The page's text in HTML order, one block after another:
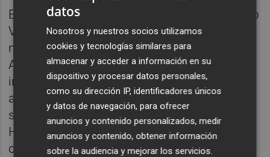
En este sentido, cabe señalar que el Instituto
Valenciano de Finanzas está en
negociaciones con el Ayuntamiento de
Alicante para cederle el uso de estas
instalaciones a cambio de un canon, y
además por un periodo de tiempo lo
suficientemente amplio de forma que el
Hércules tenga la seguridad de que puede
desarrollar su actividad deportiva el tiempo
datos
Nosotros y nuestros socios utilizamos
cookies y tecnologías similares para
almacenar y acceder a información en su
dispositivo y procesar datos personales,
como su dirección IP, identificadores únicos
y datos de navegación, para ofrecer
anuncios y contenido personalizados, medir
anuncios y contenido, obtener información
sobre la audiencia y mejorar los servicios.